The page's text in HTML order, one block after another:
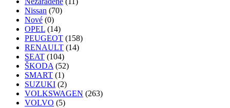
Nissan (70)
Nové (0)
OPEL (14)
PEUGEOT (158)
RENAULT (14)
SEAT (104)
ŠKODA (52)
SMART (1)
SUZUKI (2)
VOLKSWAGEN (263)
VOLVO (5)